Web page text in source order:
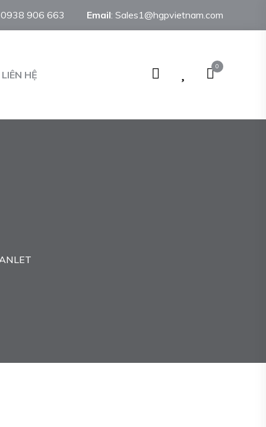
0938 906 663 Email: Sales1@hgpvietnam.com
LIÊN HỆ
0